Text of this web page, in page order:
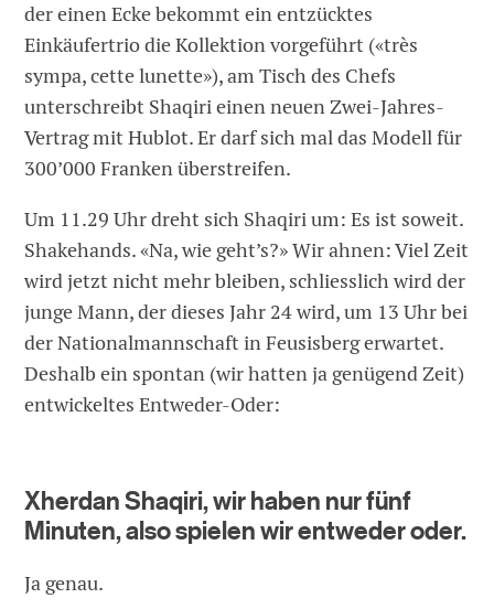
der einen Ecke bekommt ein entzücktes
Einkäufertrio die Kollektion vorgeführt («très
sympa, cette lunette»), am Tisch des Chefs
unterschreibt Shaqiri einen neuen Zwei-Jahres-
Vertrag mit Hublot. Er darf sich mal das Modell für
300’000 Franken überstreifen.
Um 11.29 Uhr dreht sich Shaqiri um: Es ist soweit.
Shakehands. «Na, wie geht’s?» Wir ahnen: Viel Zeit
wird jetzt nicht mehr bleiben, schliesslich wird der
junge Mann, der dieses Jahr 24 wird, um 13 Uhr bei
der Nationalmannschaft in Feusisberg erwartet.
Deshalb ein spontan (wir hatten ja genügend Zeit)
entwickeltes Entweder-Oder:
Xherdan Shaqiri, wir haben nur fünf
Minuten, also spielen wir entweder oder.
Ja genau.